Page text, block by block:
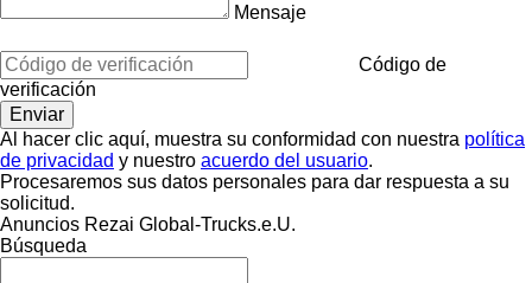
Mensaje
Código de
verificación
Al hacer clic aquí, muestra su conformidad con nuestra política
de privacidad y nuestro acuerdo del usuario.
Procesaremos sus datos personales para dar respuesta a su
solicitud.
Anuncios Rezai Global-Trucks.e.U.
Búsqueda